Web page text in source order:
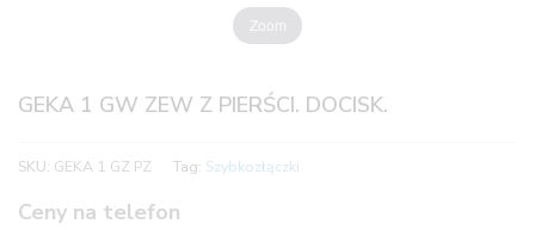
Zoom
GEKA 1 GW ZEW Z PIERŚCI. DOCISK.
SKU: GEKA 1 GZ PZ Tag: Szybkozłączki
Ceny na telefon